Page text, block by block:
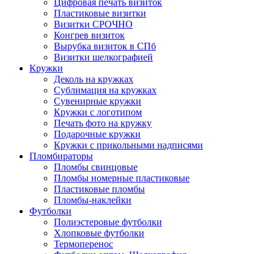
Цифровая печать визиток
Пластиковые визитки
Визитки СРОЧНО
Конгрев визиток
Вырубка визиток в СПб
Визитки шелкографией
Кружки
Деколь на кружках
Сублимация на кружках
Сувенирные кружки
Кружки с логотипом
Печать фото на кружку
Подарочные кружки
Кружки с прикольными надписями
Пломбираторы
Пломбы свинцовые
Пломбы номерные пластиковые
Пластиковые пломбы
Пломбы-наклейки
Футболки
Полиэстеровые футболки
Хлопковые футболки
Термоперенос